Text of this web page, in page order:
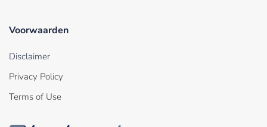
Voorwaarden
Disclaimer
Privacy Policy
Terms of Use